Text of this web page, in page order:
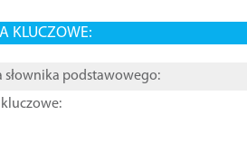
KLUCZOWE:
słownika podstawowego:
kluczowe: